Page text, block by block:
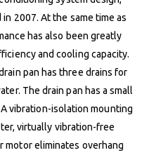
2007. At the same time as
has also been greatly
and cooling capacity.
pan has three drains for
The drain pan has a small
vibration-isolation mounting
virtually vibration-free
motor eliminates overhang